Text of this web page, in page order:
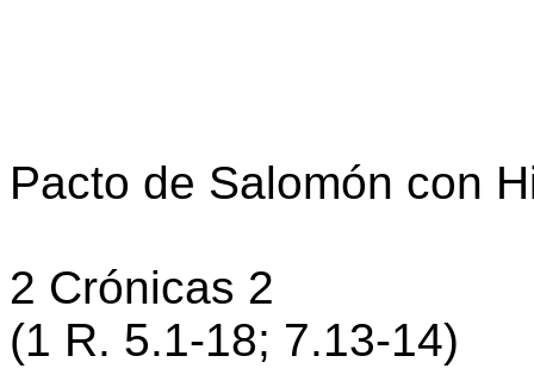
Pacto de Salomón con
2 Crónicas 2
(1 R. 5.1-18; 7.13-14)